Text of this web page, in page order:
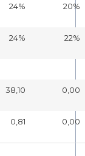
24% 20%
24% 22%
38,10 0,00
0,81 0,00